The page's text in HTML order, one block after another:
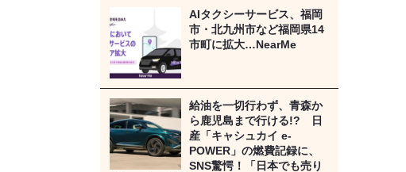
AIタクシーサービス、福岡
市・北九州市など福岡県14
市町に拡大…NearMe
給油を一切行わず、青森か
ら鹿児島まで行ける!? 日
産「キャシュカイ e-
POWER」の燃費記録に、
SNS驚愕！「日本でも売り